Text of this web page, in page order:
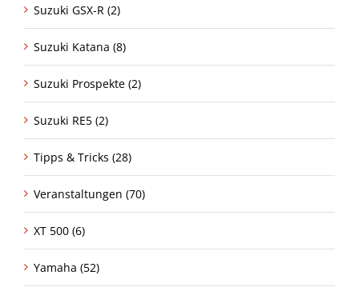
Suzuki GSX-R (2)
Suzuki Katana (8)
Suzuki Prospekte (2)
Suzuki RE5 (2)
Tipps & Tricks (28)
Veranstaltungen (70)
XT 500 (6)
Yamaha (52)